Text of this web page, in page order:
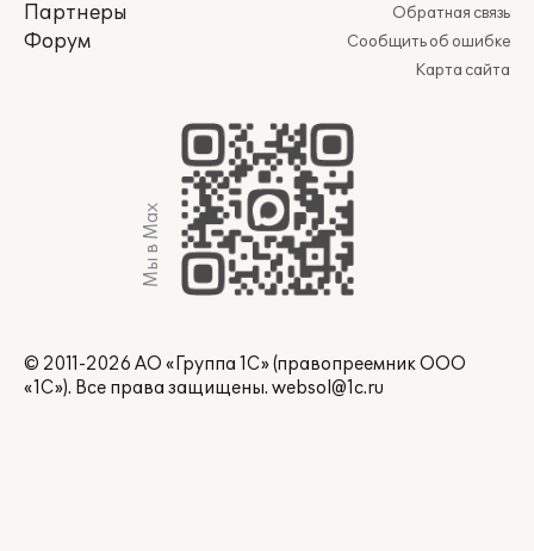
Партнеры
Форум
Обратная связь
Сообщить об ошибке
Карта сайта
Мы в Max
© 2011-2026 АО «Группа 1С» (правопреемник ООО
«1С»). Все права защищены. websol@1c.ru